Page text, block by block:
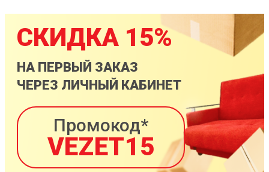
СКИДКА 15%
НА ПЕРВЫЙ ЗАКАЗ
ЧЕРЕЗ ЛИЧНЫЙ КАБИНЕТ
Промокод*
VEZET15